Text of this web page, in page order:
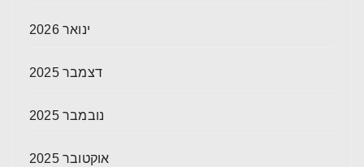
ינואר 2026
דצמבר 2025
נובמבר 2025
אוקטובר 2025